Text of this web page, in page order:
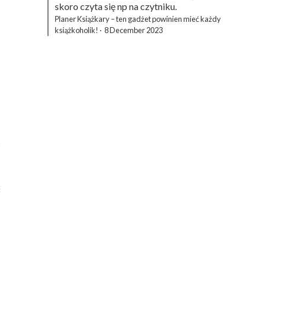
skoro czyta się np na czytniku.
Planer Książkary – ten gadżet powinien mieć każdy
książkoholik! · 8 December 2023